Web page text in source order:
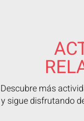
Descubre más
y sigue disfrutando